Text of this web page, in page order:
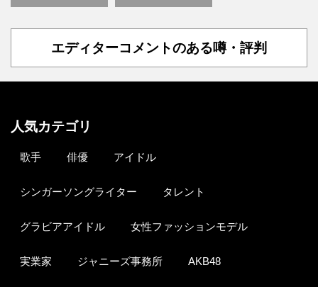
エディターコメントのある噂・評判
人気カテゴリ
歌手 俳優 アイドル
シンガーソングライター タレント
グラビアアイドル 女性ファッションモデル
実業家 ジャニーズ事務所 AKB48